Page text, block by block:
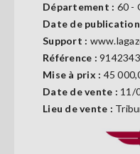
Se
connecter
S'abonner
Département : 60 -
Date de publication
Support :
Référence :
Mise à prix : 45
Date de vente : 11/
Lieu de vente :